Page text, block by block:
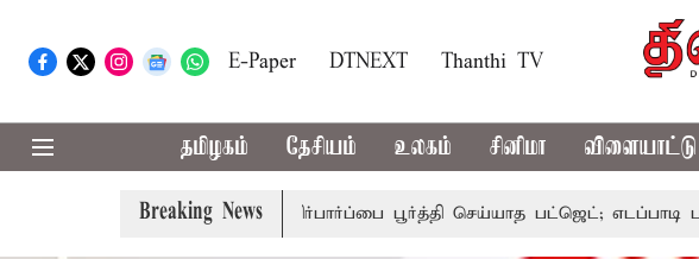
E-Paper DTNEXT Thanthi TV
தமிழகம் தேசியம் உலகம் சினிமா விளையாட்டு
Breaking News
மக்களின் எதிர்பார்ப்பை பூர்த்தி செய்யாத பட்ஜெட்; எடப்பாடி பழனிசாமி